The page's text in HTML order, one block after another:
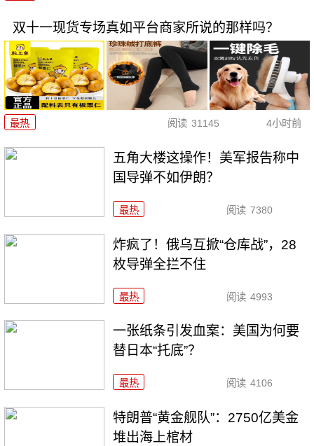
双十一现货专场真如平台商家所说的那样吗？
最热 阅读 31145 4小时前
五角大楼这操作！美军报告称中
国导弹不如伊朗？
最热 阅读 7380
炸疯了！俄乌互掀“仓库战”，28
枚导弹全拦不住
最热 阅读 4993
一张纸条引发血案：美国为何要
替日本“托底”？
最热 阅读 4106
特朗普“黄金舰队”：2750亿美金
堆出海上棺材